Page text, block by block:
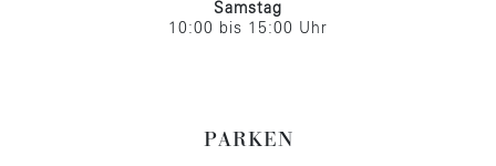
Samstag
10:00 bis 15:00 Uhr
PARKEN